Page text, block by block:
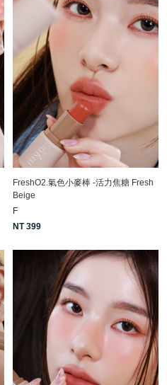
FreshO2.氣色小麥棒 -活力焦糖 Fresh
Beige
F
NT 399